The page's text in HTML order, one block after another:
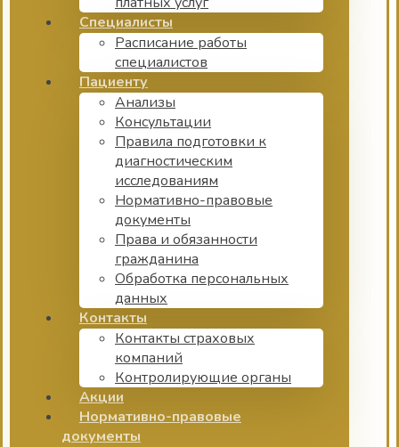
Специалисты
Расписание работы
специалистов
Пациенту
Анализы
Консультации
Правила подготовки к
диагностическим
исследованиям
Нормативно-правовые
документы
Права и обязанности
гражданина
Обработка персональных
данных
Контакты
Контакты страховых
компаний
Контролирующие органы
Акции
Нормативно-правовые
документы